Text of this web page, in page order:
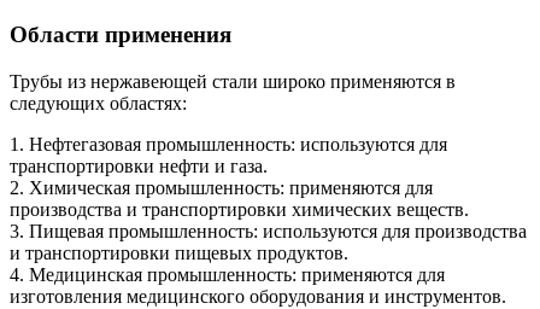
Области применения
Трубы из нержавеющей стали широко применяются в
следующих областях:
1. Нефтегазовая промышленность: используются для
транспортировки нефти и газа.
2. Химическая промышленность: применяются для
производства и транспортировки химических веществ.
3. Пищевая промышленность: используются для производства
и транспортировки пищевых продуктов.
4. Медицинская промышленность: применяются для
изготовления медицинского оборудования и инструментов.